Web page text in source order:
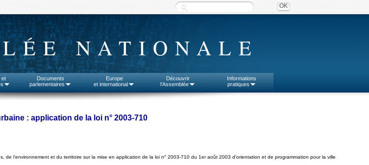
NATIONALE
et
Documents
parlementaires
Europe
et international
Découvrir
l'Assemblée
Informations
pratiques
: application de la loi n° 2003-710
l'environnement et du territoire sur la mise en application de la loi n° 2003-710 du 1er août 2003 d'orientation et de programmation pour la ville